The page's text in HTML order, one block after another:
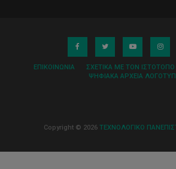
ΕΠΙΚΟΙΝΩΝΊΑ ΣΧΕΤΙΚΆ ΜΕ ΤΟΝ ΙΣΤΌΤΟΠΟ
ΨΗΦΙΑΚΆ ΑΡΧΕΊΑ
Copyright © 2026 ΤΕΧΝΟΛΟΓΙΚΟ